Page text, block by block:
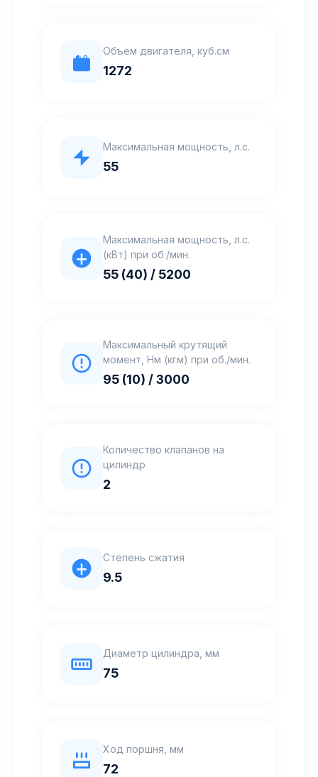
Объем двигателя, куб.см
1272
Максимальная мощность, л.с.
55
Максимальная мощность, л.с.
(кВт) при об./мин.
55 (40) / 5200
Максимальный крутящий
момент, Нм (кгм) при об./мин.
95 (10) / 3000
Количество клапанов на
цилиндр
2
Степень сжатия
9.5
Диаметр цилиндра, мм
75
Ход поршня, мм
72